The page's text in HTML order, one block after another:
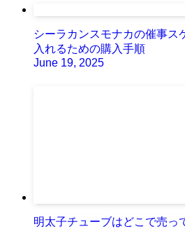
シーラカンスモナカの催事ス
入れるための購入手順
June 19, 2025
明太子チューブはどこで売っ